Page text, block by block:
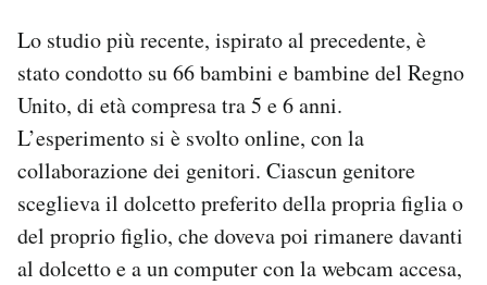
Lo studio più recente, ispirato al precedente, è
stato condotto su 66 bambini e bambine del Regno
Unito, di età compresa tra 5 e 6 anni.
L’esperimento si è svolto online, con la
collaborazione dei genitori. Ciascun genitore
sceglieva il dolcetto preferito della propria figlia o
del proprio figlio, che doveva poi rimanere davanti
al dolcetto e a un computer con la webcam accesa,